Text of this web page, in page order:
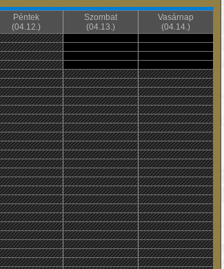
Péntek
(04.12.)
Szombat
(04.13.)
Vasárnap
(04.14.)